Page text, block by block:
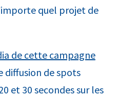
quel projet de
de cette campagne
diffusion de spots
et 30 secondes sur les